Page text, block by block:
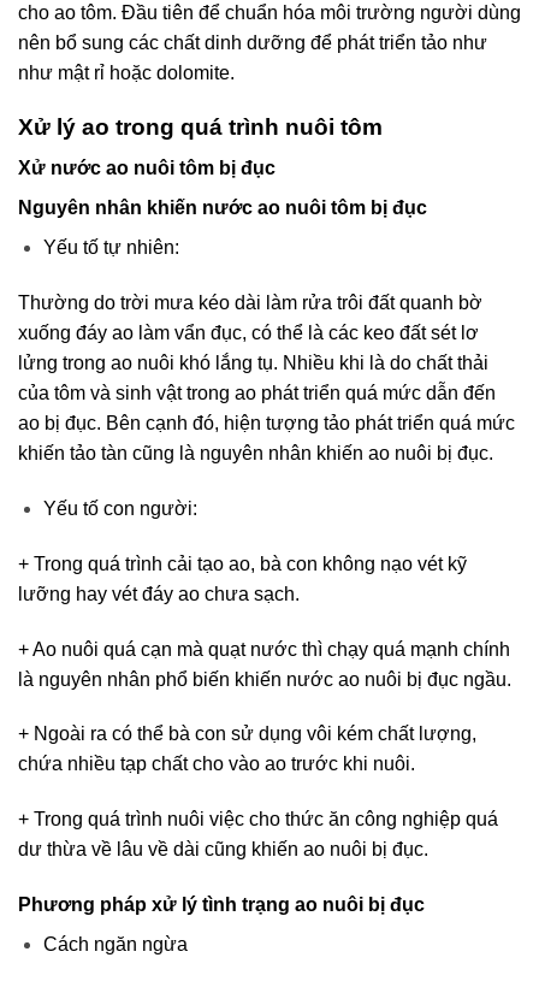
cho ao tôm. Đầu tiên để chuẩn hóa môi trường người dùng
nên bổ sung các chất dinh dưỡng để phát triển tảo như
như mật rỉ hoặc dolomite.
Xử lý ao trong quá trình nuôi tôm
Xử nước ao nuôi tôm bị đục
Nguyên nhân khiến nước ao nuôi tôm bị đục
Yếu tố tự nhiên:
Thường do trời mưa kéo dài làm rửa trôi đất quanh bờ
xuống đáy ao làm vẩn đục, có thể là các keo đất sét lơ
lửng trong ao nuôi khó lắng tụ. Nhiều khi là do chất thải
của tôm và sinh vật trong ao phát triển quá mức dẫn đến
ao bị đục. Bên cạnh đó, hiện tượng tảo phát triển quá mức
khiến tảo tàn cũng là nguyên nhân khiến ao nuôi bị đục.
Yếu tố con người:
+ Trong quá trình cải tạo ao, bà con không nạo vét kỹ
lưỡng hay vét đáy ao chưa sạch.
+ Ao nuôi quá cạn mà quạt nước thì chạy quá mạnh chính
là nguyên nhân phổ biến khiến nước ao nuôi bị đục ngầu.
+ Ngoài ra có thể bà con sử dụng vôi kém chất lượng,
chứa nhiều tạp chất cho vào ao trước khi nuôi.
+ Trong quá trình nuôi việc cho thức ăn công nghiệp quá
dư thừa về lâu về dài cũng khiến ao nuôi bị đục.
Phương pháp xử lý tình trạng ao nuôi bị đục
Cách ngăn ngừa